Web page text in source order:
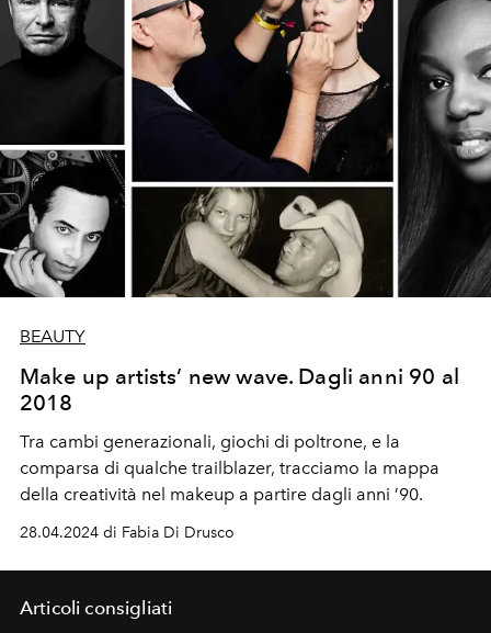
BEAUTY
Make up artists’ new wave. Dagli anni 90 al
2018
Tra cambi generazionali, giochi di poltrone, e la
comparsa di qualche trailblazer, tracciamo la mappa
della creatività nel makeup a partire dagli anni ’90.
28.04.2024 di Fabia Di Drusco
Articoli consigliati